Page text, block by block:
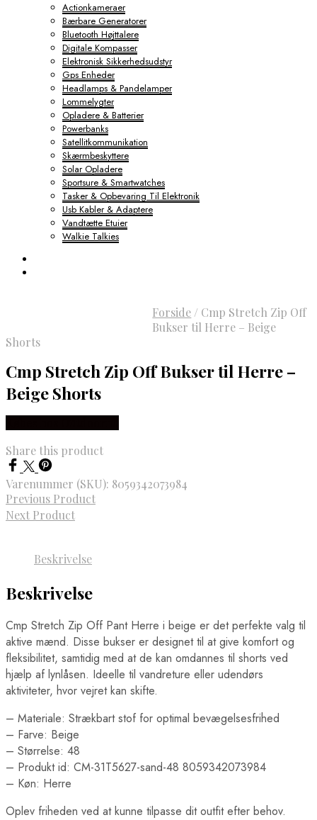
Actionkameraer
Bærbare Generatorer
Bluetooth Højttalere
Digitale Kompasser
Elektronisk Sikkerhedsudstyr
Gps Enheder
Headlamps & Pandelamper
Lommelygter
Opladere & Batterier
Powerbanks
Satellitkommunikation
Skærmbeskyttere
Solar Opladere
Sportsure & Smartwatches
Tasker & Opbevaring Til Elektronik
Usb Kabler & Adaptere
Vandtætte Etuier
Walkie Talkies
Forside / Cmp Stretch Zip Off
Bukser til Herre – Beige
Shorts
Cmp Stretch Zip Off Bukser til Herre –
Beige Shorts
Share this product
Varenummer (SKU): 8059342073984
Previous Product
Next Product
Beskrivelse
Beskrivelse
Cmp Stretch Zip Off Pant Herre i beige er det perfekte valg til
aktive mænd. Disse bukser er designet til at give komfort og
fleksibilitet, samtidig med at de kan omdannes til shorts ved
hjælp af lynlåsen. Ideelle til vandreture eller udendørs
aktiviteter, hvor vejret kan skifte.
– Materiale: Strækbart stof for optimal bevægelsesfrihed
– Farve: Beige
– Størrelse: 48
– Produkt id: CM-31T5627-sand-48 8059342073984
– Køn: Herre
Oplev friheden ved at kunne tilpasse dit outfit efter behov.